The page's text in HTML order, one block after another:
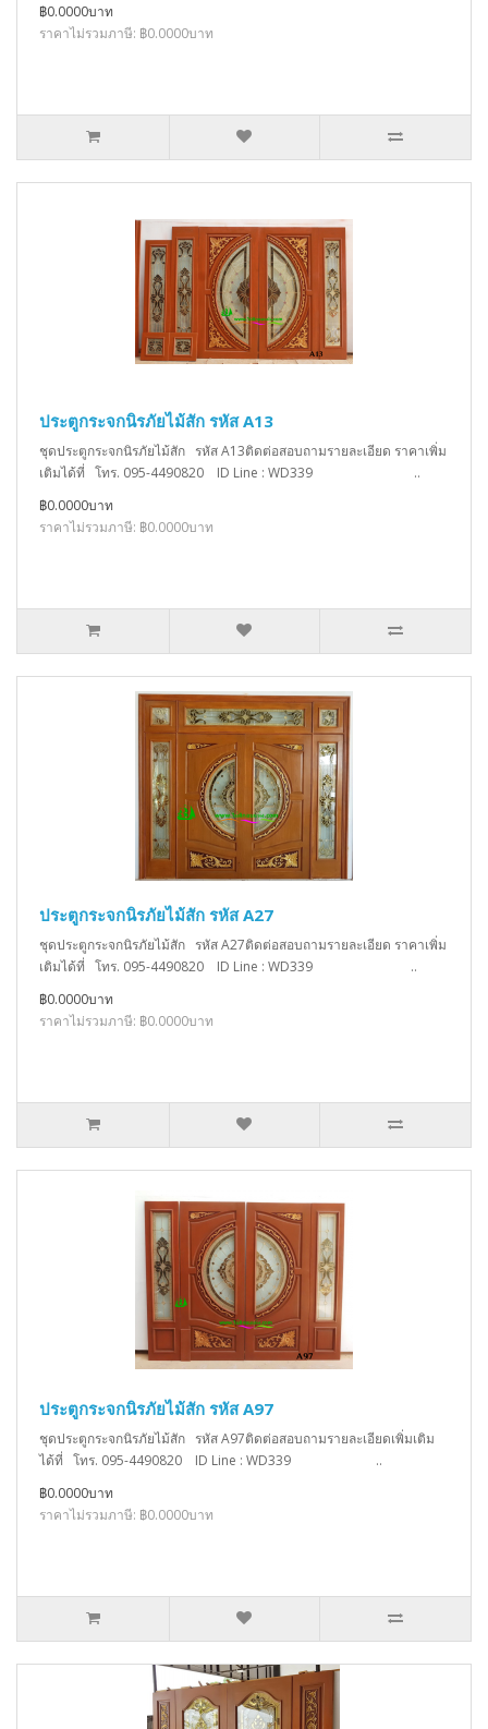
฿0.0000บาท
ราคาไม่รวมภาษี: ฿0.0000บาท
ประตูกระจกนิรภัยไม้สัก รหัส A13
ชุดประตูกระจกนิรภัยไม้สัก รหัส A13ติดต่อสอบถามรายละเอียด ราคาเพิ่ม
เติมได้ที่ โทร. 095-4490820 ID Line : WD339 ..
฿0.0000บาท
ราคาไม่รวมภาษี: ฿0.0000บาท
ประตูกระจกนิรภัยไม้สัก รหัส A27
ชุดประตูกระจกนิรภัยไม้สัก รหัส A27ติดต่อสอบถามรายละเอียด ราคาเพิ่ม
เติมได้ที่ โทร. 095-4490820 ID Line : WD339 ..
฿0.0000บาท
ราคาไม่รวมภาษี: ฿0.0000บาท
ประตูกระจกนิรภัยไม้สัก รหัส A97
ชุดประตูกระจกนิรภัยไม้สัก รหัส A97ติดต่อสอบถามรายละเอียดเพิ่มเติม
ได้ที่ โทร. 095-4490820 ID Line : WD339 ..
฿0.0000บาท
ราคาไม่รวมภาษี: ฿0.0000บาท